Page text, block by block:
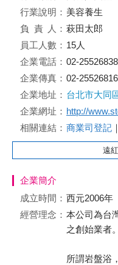
行業說明： 美容養生
負責 人： 萩田太郎
員工人數： 15人
企業電話： 02-25526838
企業傳真： 02-25526816
企業地址： 台北市大同
企業網址： http://
相關連結： 商業司登記 ｜
遠紅
企業簡介
成立時間： 西元2006年
經營理念： 本公司為台
之創始業者。
所謂岩盤浴